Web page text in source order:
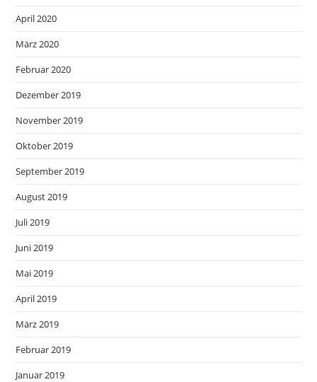
April 2020
März 2020
Februar 2020
Dezember 2019
November 2019
Oktober 2019
September 2019
August 2019
Juli 2019
Juni 2019
Mai 2019
April 2019
März 2019
Februar 2019
Januar 2019